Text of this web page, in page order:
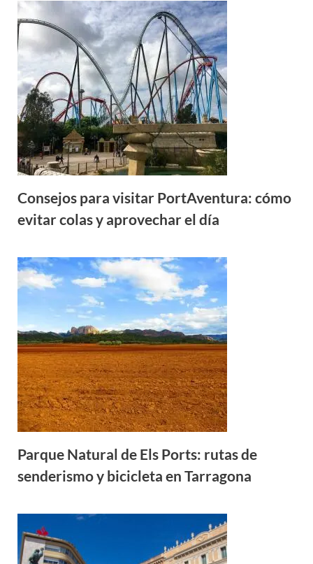
Consejos para visitar PortAventura: cómo
evitar colas y aprovechar el día
Parque Natural de Els Ports: rutas de
senderismo y bicicleta en Tarragona